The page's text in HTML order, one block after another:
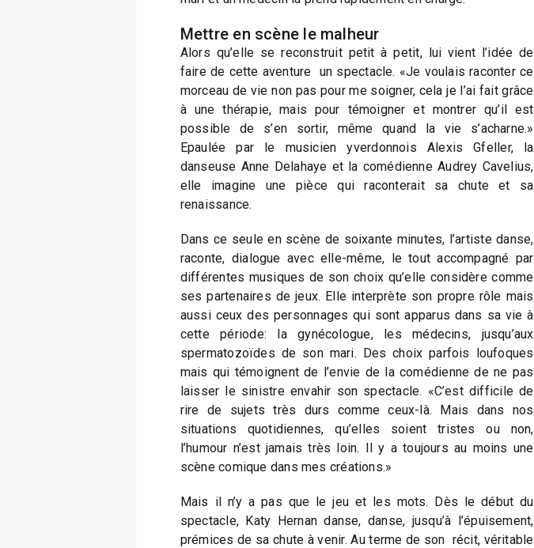
Mettre en scène le malheur
Alors qu’elle se reconstruit petit à petit, lui vient l’idée de
faire de cette aventure un spectacle. «Je voulais raconter ce
morceau de vie non pas pour me soigner, cela je l’ai fait grâce
à une thérapie, mais pour témoigner et montrer qu’il est
possible de s’en sortir, même quand la vie s’acharne.»
Epaulée par le musicien yverdonnois Alexis Gfeller, la
danseuse Anne Delahaye et la comédienne Audrey Cavelius,
elle imagine une pièce qui raconterait sa chute et sa
renaissance.
Dans ce seule en scène de soixante minutes, l’artiste danse,
raconte, dialogue avec elle-même, le tout accompagné par
différentes musiques de son choix qu’elle considère comme
ses partenaires de jeux. Elle interprète son propre rôle mais
aussi ceux des personnages qui sont apparus dans sa vie à
cette période: la gynécologue, les médecins, jusqu’aux
spermatozoïdes de son mari. Des choix parfois loufoques
mais qui témoignent de l’envie de la comédienne de ne pas
laisser le sinistre envahir son spectacle. «C’est difficile de
rire de sujets très durs comme ceux-là. Mais dans nos
situations quotidiennes, qu’elles soient tristes ou non,
l’humour n’est jamais très loin. Il y a toujours au moins une
scène comique dans mes créations.»
Mais il n’y a pas que le jeu et les mots. Dès le début du
spectacle, Katy Hernan danse, danse, jusqu’à l’épuisement,
prémices de sa chute à venir. Au terme de son récit, véritable